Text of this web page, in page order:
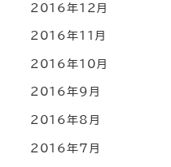
2016年12月
2016年11月
2016年10月
2016年9月
2016年8月
2016年7月